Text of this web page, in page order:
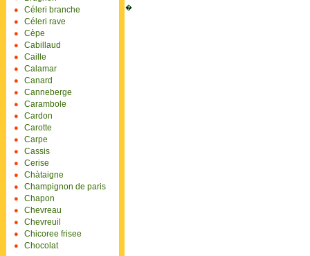
Céleri branche
Céleri rave
Cèpe
Cabillaud
Caille
Calamar
Canard
Canneberge
Carambole
Cardon
Carotte
Carpe
Cassis
Cerise
Chàtaigne
Champignon de paris
Chapon
Chevreau
Chevreuil
Chicoree frisee
Chocolat
�